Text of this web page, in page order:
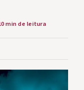
min de leitura